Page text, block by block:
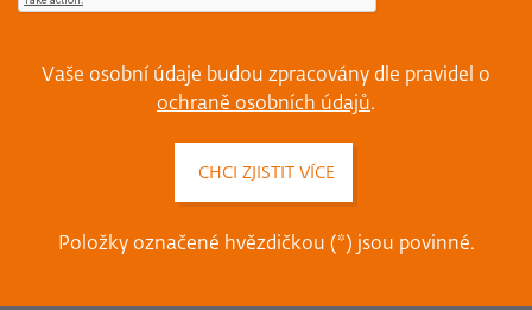
Vaše osobní údaje budou zpracovány dle pravidel o
ochraně osobních údajů.
Položky označené hvězdičkou (*) jsou povinné.